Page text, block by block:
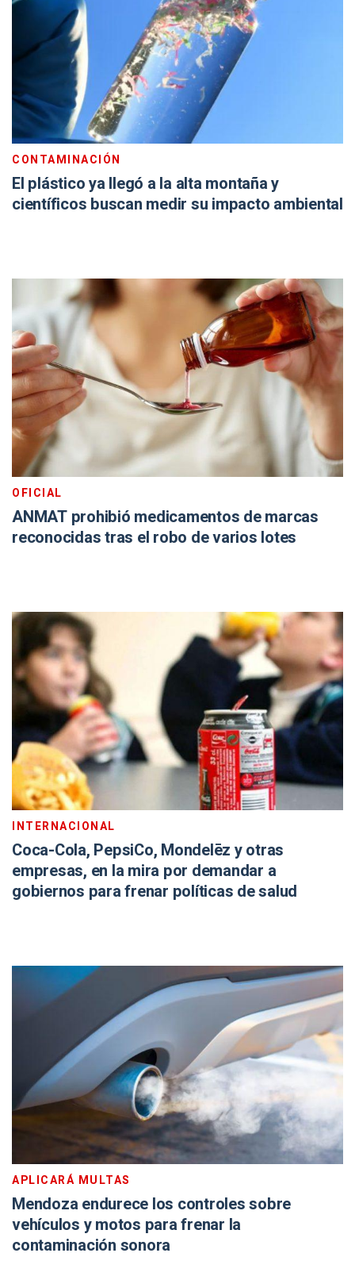
CONTAMINACIÓN
El plástico ya llegó a la alta montaña y
científicos buscan medir su impacto ambiental
OFICIAL
ANMAT prohibió medicamentos de marcas
reconocidas tras el robo de varios lotes
INTERNACIONAL
Coca-Cola, PepsiCo, Mondelēz y otras
empresas, en la mira por demandar a
gobiernos para frenar políticas de salud
APLICARÁ MULTAS
Mendoza endurece los controles sobre
vehículos y motos para frenar la
contaminación sonora